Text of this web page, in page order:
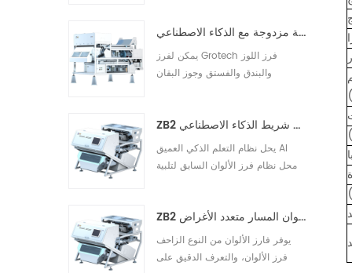
والفواكه الطازجة وفرز الخضروات.10فارز طبقة مزدوجة مع الذكاء الاصطناعي
يمكن لفرز Grotech فرز اللوز
والبندق والفستق وجوز البقان
وإزالتها من المادة الخام. توفر آلات
دائمًا حلول فرز ذكية ومهنية وشاملة.
ZB2 فارز لون شريط الذكاء الاصطناعي
يحل نظام التعلم الذكي العميق AI
محل نظام فرز الألوان السابق لتلبية
الفعلي والتشغيل والصيانة وترقية
البرامج ومراقبة التشغيل عبر الإنترنت
والحصول على البيانات ومشاركة
ZB2 فارز ألوان المسار متعدد الأغراض
يوفر فارز الألوان من النوع الزاحف
فرز الألوان، والتعرف الدقيق على